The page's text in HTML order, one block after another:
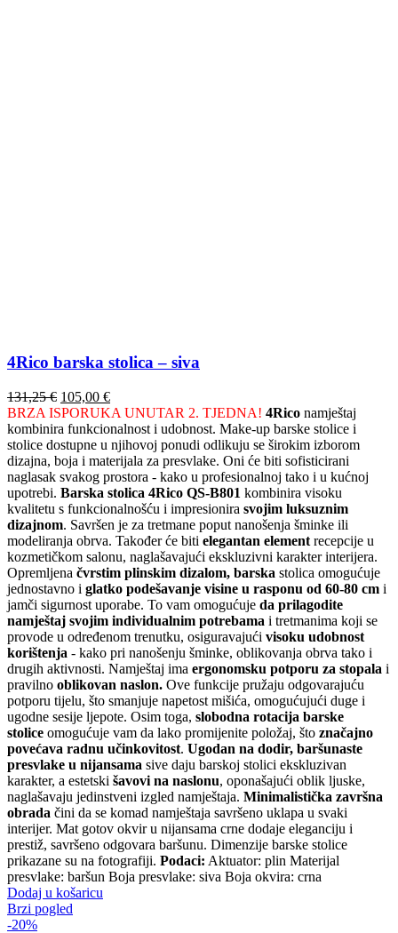
4Rico barska stolica – siva
131,25€ Izvorna
cijena
bila
je:
131,25 €.
105,00 €Trenutna
cijena
je:
105,00 €.
BRZA ISPORUKA UNUTAR 2. TJEDNA! 4Rico namještaj
kombinira funkcionalnost i udobnost. Make-up barske stolice i
stolice dostupne u njihovoj ponudi odlikuju se širokim izborom
dizajna, boja i materijala za presvlake. Oni će biti sofisticirani
naglasak svakog prostora - kako u profesionalnoj tako i u kućnoj
upotrebi. Barska stolica 4Rico QS-B801 kombinira visoku
kvalitetu s funkcionalnošću i impresionira svojim luksuznim
dizajnom. Savršen je za tretmane poput nanošenja šminke ili
modeliranja obrva. Također će biti elegantan element recepcije u
kozmetičkom salonu, naglašavajući ekskluzivni karakter interijera.
Opremljena čvrstim plinskim dizalom, barska stolica omogućuje
jednostavno i glatko podešavanje visine u rasponu od 60-80 cm i
jamči sigurnost uporabe. To vam omogućuje da prilagodite
namještaj svojim individualnim potrebama i tretmanima koji se
provode u određenom trenutku, osiguravajući visoku udobnost
korištenja - kako pri nanošenju šminke, oblikovanja obrva tako i
drugih aktivnosti. Namještaj ima ergonomsku potporu za stopala i
pravilno oblikovan naslon. Ove funkcije pružaju odgovarajuću
potporu tijelu, što smanjuje napetost mišića, omogućujući duge i
ugodne sesije ljepote. Osim toga, slobodna rotacija barske
stolice omogućuje vam da lako promijenite položaj, što značajno
povećava radnu učinkovitost. Ugodan na dodir, baršunaste
presvlake u nijansama sive daju barskoj stolici ekskluzivan
karakter, a estetski šavovi na naslonu, oponašajući oblik ljuske,
naglašavaju jedinstveni izgled namještaja. Minimalistička završna
obrada čini da se komad namještaja savršeno uklapa u svaki
interijer. Mat gotov okvir u nijansama crne dodaje eleganciju i
prestiž, savršeno odgovara baršunu. Dimenzije barske stolice
prikazane su na fotografiji. Podaci: Aktuator: plin Materijal
presvlake: baršun Boja presvlake: siva Boja okvira: crna
Dodaj u košaricu
Brzi pogled
-20%